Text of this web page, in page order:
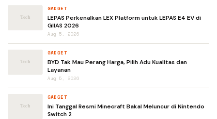
GADGET
LEPAS Perkenalkan LEX Platform untuk LEPAS E4 EV di
GIIAS 2026
Aug 5, 2026
GADGET
BYD Tak Mau Perang Harga, Pilih Adu Kualitas dan
Layanan
Aug 5, 2026
GADGET
Ini Tanggal Resmi Minecraft Bakal Meluncur di Nintendo
Switch 2